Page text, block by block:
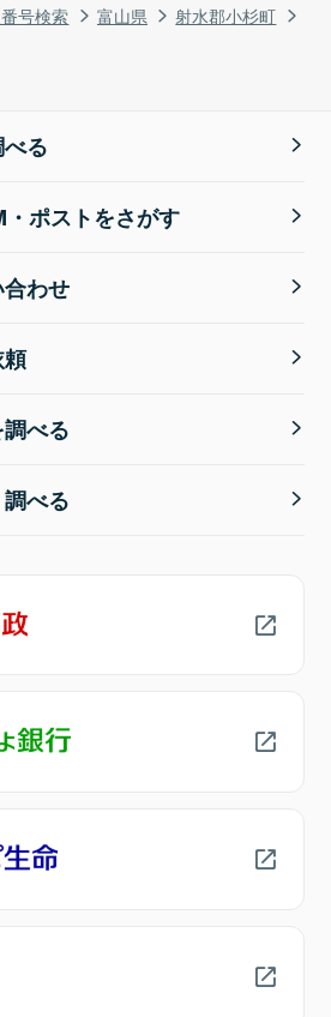
号検索 富山県
射水郡小杉町
る
ポストをさがす
わせ
べる
べる